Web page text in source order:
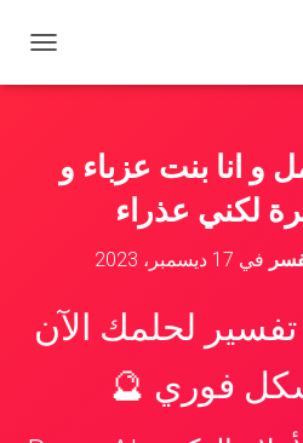
ب
و انا بنت عزباء و
لكني عذراء
في 17 ديسمبر، 2023
لحلمك الآن
فوري 🔮